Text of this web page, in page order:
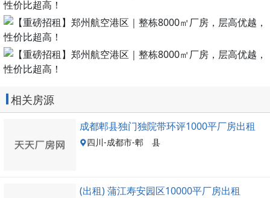
相关房源
成都郫县独门独院带环评1000平厂房出租
四川-成都市-郫 县
(出租) 蒲江寿安园区10000平厂房出租